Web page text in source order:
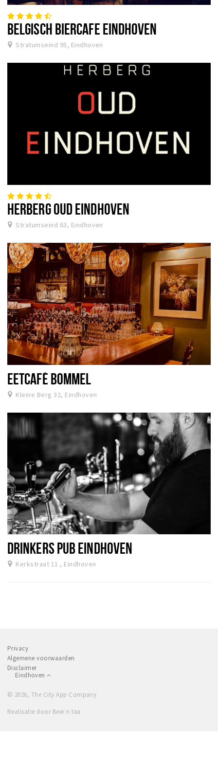
BELGISCH BIERCAFE EINDHOVEN
Stratumseind 95, Eindhoven
HERBERG OUD EINDHOVEN
Stratumseind 63, Eindhoven
EETCAFÉ BOMMEL
Kleine Berg 32, Eindhoven
DRINKERS PUB EINDHOVEN
Kerkstraat 11 , Eindhoven
Privacy
Algemene voorwaarden
Disclaimer
Eindhoven
© 2026, The City App Company
Realisatie door Beer n tea